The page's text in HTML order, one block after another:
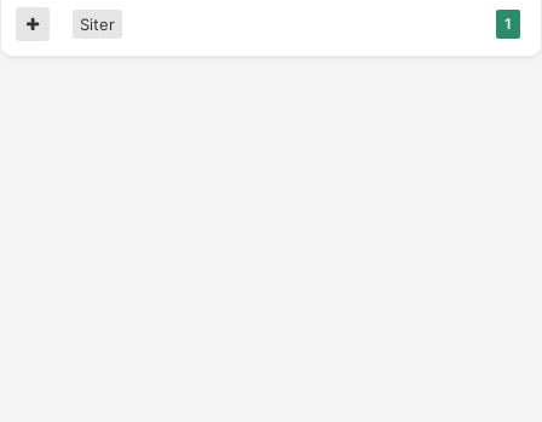
1
Siter